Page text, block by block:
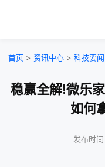
首页 > 资讯中心 > 科技要闻
稳赢全解!微乐
如何
发布时